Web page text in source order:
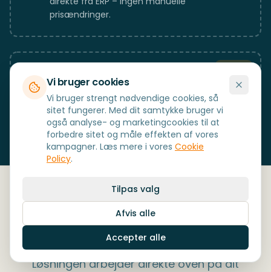
Vi bruger cookies
Vi bruger strengt nødvendige cookies, så
sitet fungerer. Med dit samtykke bruger vi
også analyse- og marketingcookies til at
forbedre sitet og måle effekten af vores
kampagner. Læs mere i vores Cookie
Policy.
Tilpas valg
Afvis alle
Accepter alle
prisændringer.
ADD-ON
Loyalitetsprogram
Optjen og indløs point, tilbyd rabatter og styrk
kundeloyalitet direkte i kassen.
Integrerer direkte med dit
ERP
Løsningen arbejder direkte oven på dit